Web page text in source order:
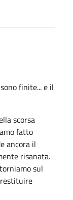
finite... e il
scorsa
fatto
ancora il
risanata.
sul